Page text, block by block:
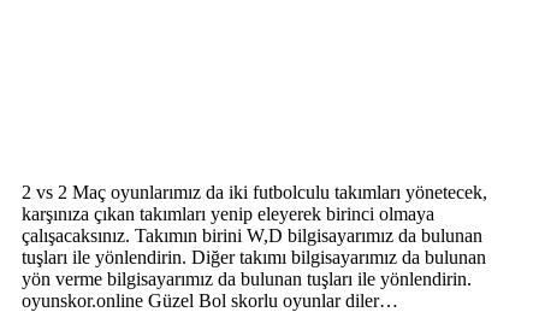
2 vs 2 Maç oyunlarımız da iki futbolculu takımları yönetecek,
karşınıza çıkan takımları yenip eleyerek birinci olmaya
çalışacaksınız. Takımın birini W,D bilgisayarımız da bulunan
tuşları ile yönlendirin. Diğer takımı bilgisayarımız da bulunan
yön verme bilgisayarımız da bulunan tuşları ile yönlendirin.
oyunskor.online Güzel Bol skorlu oyunlar diler…